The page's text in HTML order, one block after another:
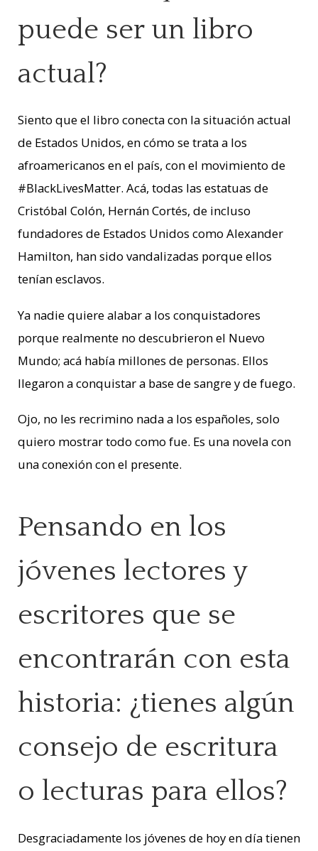
puede ser un libro
actual?
Siento que el libro conecta con la situación actual
de Estados Unidos, en cómo se trata a los
afroamericanos en el país, con el movimiento de
#BlackLivesMatter. Acá, todas las estatuas de
Cristóbal Colón, Hernán Cortés, de incluso
fundadores de Estados Unidos como Alexander
Hamilton, han sido vandalizadas porque ellos
tenían esclavos.
Ya nadie quiere alabar a los conquistadores
porque realmente no descubrieron el Nuevo
Mundo; acá había millones de personas. Ellos
llegaron a conquistar a base de sangre y de fuego.
Ojo, no les recrimino nada a los españoles, solo
quiero mostrar todo como fue. Es una novela con
una conexión con el presente.
Pensando en los
jóvenes lectores y
escritores que se
encontrarán con esta
historia: ¿tienes algún
consejo de escritura
o lecturas para ellos?
Desgraciadamente los jóvenes de hoy en día tienen